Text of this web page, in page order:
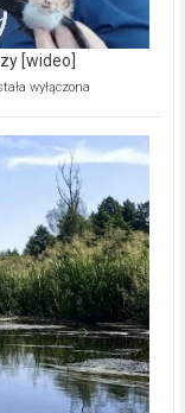
[wideo]
wyłączona